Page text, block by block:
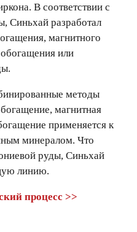
В соответствии с
Синьхай разработал
магнитного
или
методы
магнитная
применяется к
минералом. Что
руды, Синьхай
линию.
процесс >>